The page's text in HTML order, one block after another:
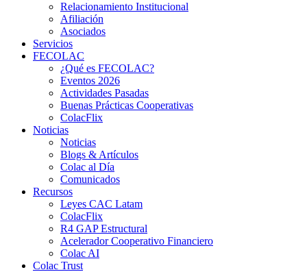
Relacionamiento Institucional
Afiliación
Asociados
Servicios
FECOLAC
¿Qué es FECOLAC?
Eventos 2026
Actividades Pasadas
Buenas Prácticas Cooperativas
ColacFlix
Noticias
Noticias
Blogs & Artículos
Colac al Día
Comunicados
Recursos
Leyes CAC Latam
ColacFlix
R4 GAP Estructural
Acelerador Cooperativo Financiero
Colac AI
Colac Trust